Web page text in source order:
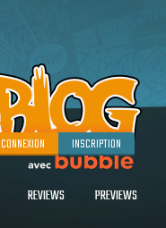
CONNEXION INSCRIPTION
REVIEWS PREVIEWS